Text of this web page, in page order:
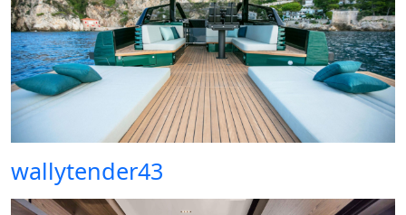
wallytender43